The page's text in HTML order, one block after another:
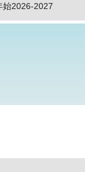
始2026-2027